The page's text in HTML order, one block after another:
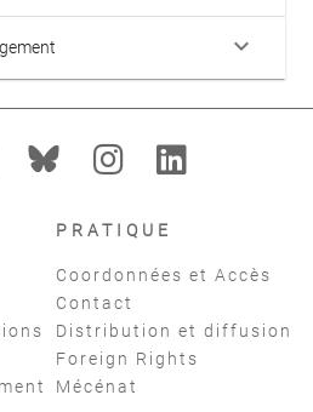
keyboard_arrow_down
PRATIQUE
Coordonnées et Accès
Contact
Distribution et diffusion
Foreign Rights
Mécénat